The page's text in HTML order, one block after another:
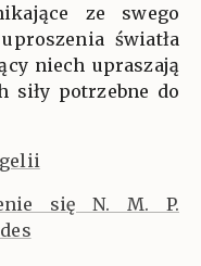
ze swego
światła
niech upraszają
siły potrzebne do
się N. M. P.